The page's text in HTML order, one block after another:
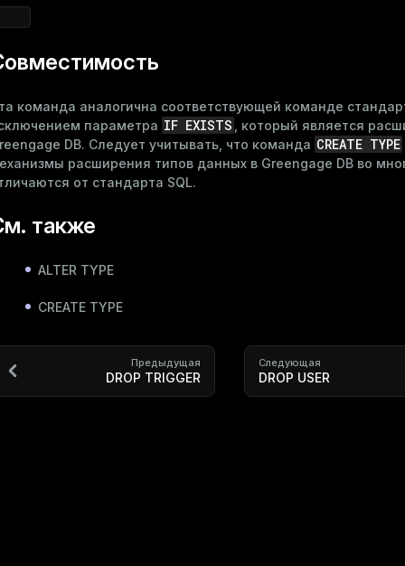
команда аналогична соответствующей команде
параметра IF EXISTS
, который является
DB. Следует учитывать, что команда CREATE TYPE
расширения типов данных в Greengage DB во
от стандарта SQL.
также
ALTER TYPE
CREATE TYPE
Предыдущая
DROP TRIGGER
Следующая
DROP USER